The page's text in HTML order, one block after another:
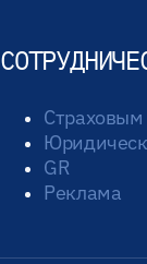
GR
Реклама